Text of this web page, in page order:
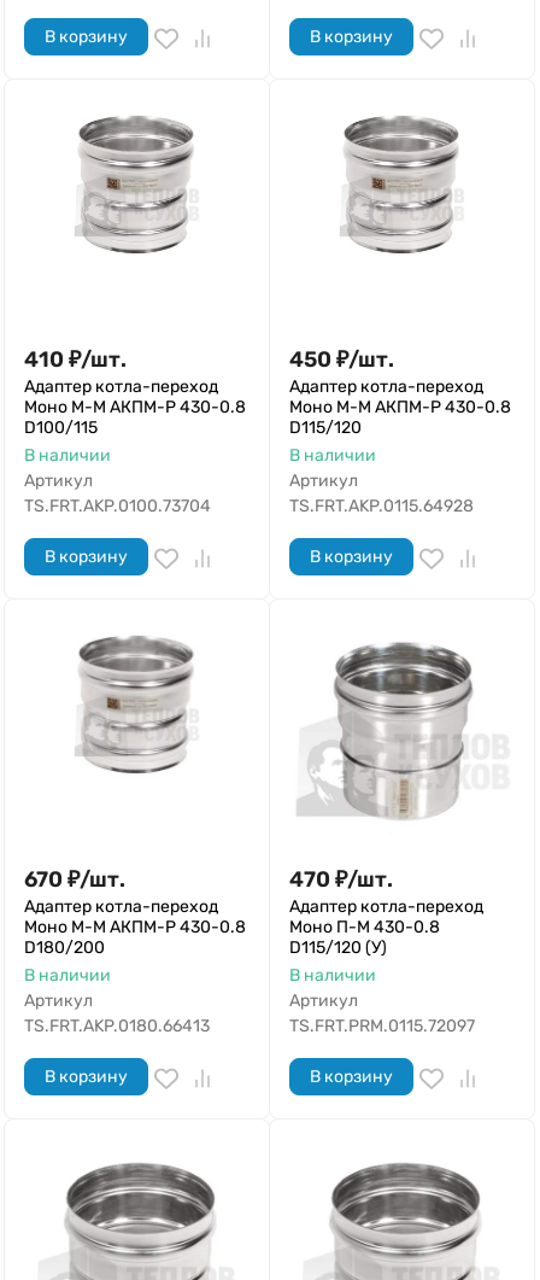
В корзину В корзину
410 ₽/шт.
Адаптер котла-переход
Моно М-М АКПМ-Р 430-0.8
D100/115
В наличии
Артикул
TS.FRT.AKP.0100.73704
В корзину
450 ₽/шт.
Адаптер котла-переход
Моно М-М АКПМ-Р 430-0.8
D115/120
В наличии
Артикул
TS.FRT.AKP.0115.64928
В корзину
670 ₽/шт.
Адаптер котла-переход
Моно М-М АКПМ-Р 430-0.8
D180/200
В наличии
Артикул
TS.FRT.AKP.0180.66413
В корзину
470 ₽/шт.
Адаптер котла-переход
Моно П-М 430-0.8
D115/120 (У)
В наличии
Артикул
TS.FRT.PRM.0115.72097
В корзину